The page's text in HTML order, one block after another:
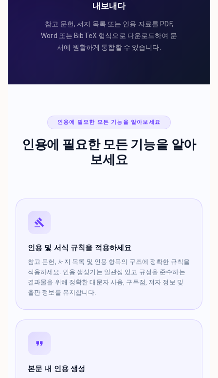
내보내다
참고 문헌, 서지 목록 또는 인용 자료를 PDF,
Word 또는 BibTeX 형식으로 다운로드하여 문
서에 원활하게 통합할 수 있습니다.
인용에 필요한 모든 기능을 알아보세요
인용에 필요한 모든 기능을 알아
보세요
인용 및 서식 규칙을 적용하세요
참고 문헌, 서지 목록 및 인용 항목의 구조에 정확한 규칙을
적용하세요. 인용 생성기는 일관성 있고 규정을 준수하는
결과물을 위해 정확한 대문자 사용, 구두점, 저자 정보 및
출판 정보를 유지합니다.
본문 내 인용 생성